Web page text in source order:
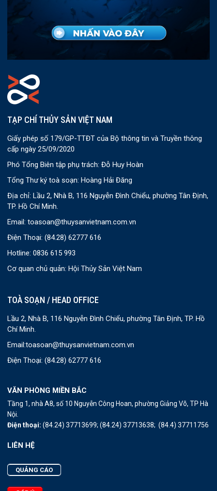
TẠP CHÍ THỦY SẢN VIỆT NAM
Giấy phép số 179/GP-TTĐT của Bộ thông tin và Truyền thông
cấp ngày 25/09/2020
Phó Tổng Biên tập phụ trách: Đỗ Huy Hoàn
Tổng Thư ký toà soạn: Hoàng Hải Đăng
Địa chỉ: Lầu 2, Nhà B, 116 Nguyễn Đình Chiểu, phường Tân Định,
TP. Hồ Chí Minh.
Email: toasoan@thuysanvietnam.com.vn
Điện Thoại: (84.28) 62777 616
Hotline: 0836 615 993
Cơ quan chủ quản: Hội Thủy Sản Việt Nam
TOÀ SOẠN / HEAD OFFICE
Lầu 2, Nhà B, 116 Nguyễn Đình Chiểu, phường Tân Định, TP. Hồ
Chí Minh.
Email:toasoan@thuysanvietnam.com.vn
Điện Thoại: (84.28) 62777 616
VĂN PHÒNG MIỀN BẮC
Tầng 1, nhà A8, số 10 Nguyễn Công Hoan, phường Giảng Võ, TP Hà
Nội.
Điện thoại: (84.24) 37713699; (84.24) 37713638; (84.4) 37711756
LIÊN HỆ
QUẢNG CÁO